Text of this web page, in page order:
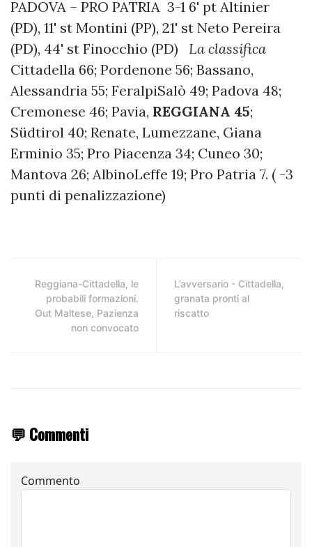
PADOVA – PRO PATRIA 3-1 6' pt Altinier
(PD), 11' st Montini (PP), 21' st Neto Pereira
(PD), 44' st Finocchio (PD) La classifica
Cittadella 66; Pordenone 56; Bassano,
Alessandria 55; FeralpiSalò 49; Padova 48;
Cremonese 46; Pavia, REGGIANA 45;
Südtirol 40; Renate, Lumezzane, Giana
Erminio 35; Pro Piacenza 34; Cuneo 30;
Mantova 26; AlbinoLeffe 19; Pro Patria 7. ( -3
punti di penalizzazione)
Reggiana-Cittadella, le
probabili formazioni.
Out Maltese, Pazienza
non convocato
L’avversario - Cittadella,
granata pronti al
riscatto
💬 Commenti